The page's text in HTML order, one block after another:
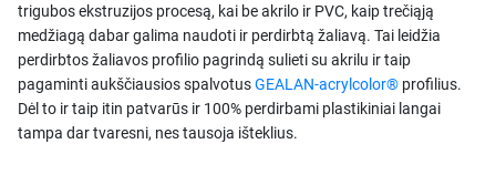
trigubos ekstruzijos procesą, kai be akrilo ir PVC, kaip trečiąją
medžiagą dabar galima naudoti ir perdirbtą žaliavą. Tai leidžia
perdirbtos žaliavos profilio pagrindą sulieti su akrilu ir taip
pagaminti aukščiausios spalvotusGEALAN-acrylcolor® profilius.
Dėl to ir taip itin patvarūs ir 100% perdirbami plastikiniai langai
tampa dar tvaresni, nes tausoja išteklius.